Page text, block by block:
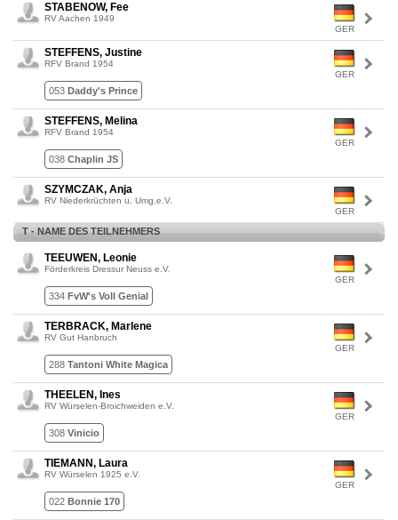
GER
STABENOW, Fee
RV Aachen 1949
GER
STEFFENS, Justine
RFV Brand 1954
053 Daddy's Prince
GER
STEFFENS, Melina
RFV Brand 1954
038 Chaplin JS
GER
SZYMCZAK, Anja
RV Niederkrüchten u. Umg.e.V.
T - NAME DES TEILNEHMERS
GER
TEEUWEN, Leonie
Förderkreis Dressur Neuss e.V.
334 FvW's Voll Genial
GER
TERBRACK, Marlene
RV Gut Hanbruch
288 Tantoni White Magica
GER
THEELEN, Ines
RV Würselen-Broichweiden e.V.
308 Vinicio
GER
TIEMANN, Laura
RV Würselen 1925 e.V.
022 Bonnie 170